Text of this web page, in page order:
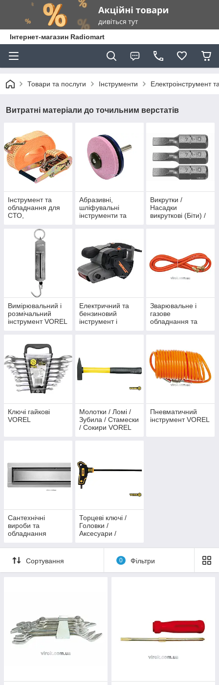
Інтернет-магазин Radiomart
Товари та послуги Інструменти Електроінструмент
Витратні матеріали до точильним верстатів
Інструмент та
обладнання для
СТО,
Абразивні,
шліфувальні
інструменти та
Викрутки /
Насадки
викруткові (Біти) /
Вимірювальний і
розмічальний
інструмент VOREL
Електричний та
бензиновий
інструмент і
Зварювальне і
газове
обладнання та
Ключі гайкові
VOREL
Молотки / Ломі /
Зубила / Стамески
/ Сокири VOREL
Пневматичний
інструмент VOREL
Сантехнічні
вироби та
обладнання
Торцеві ключі /
Головки /
Аксесуари /
Сортування 0 Фільтри